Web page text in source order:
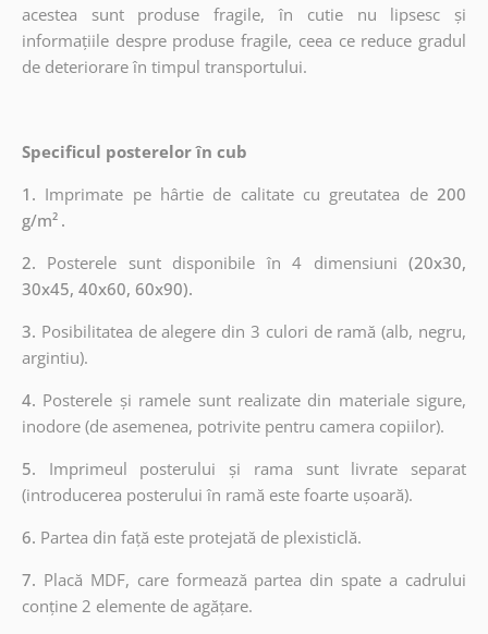
acestea sunt produse fragile, în cutie nu lipsesc și
informațiile despre produse fragile, ceea ce reduce gradul
de deteriorare în timpul transportului.
Specificul posterelor în cub
1. Imprimate pe hârtie de calitate cu greutatea de200
g/m² .
2. Posterele sunt disponibile în 4 dimensiuni (20x30,
30x45, 40x60, 60x90).
3. Posibilitatea de alegere din 3 culori de ramă (alb, negru,
argintiu).
4. Posterele și ramele sunt realizate din materiale sigure,
inodore (de asemenea, potrivite pentru camera copiilor).
5. Imprimeul posterului și rama sunt livrate separat
(introducerea posterului în ramă este foarte ușoară).
6. Partea din față este protejată de plexisticlă.
7. Placă MDF, care formează partea din spate a cadrului
conține 2 elemente de agățare.